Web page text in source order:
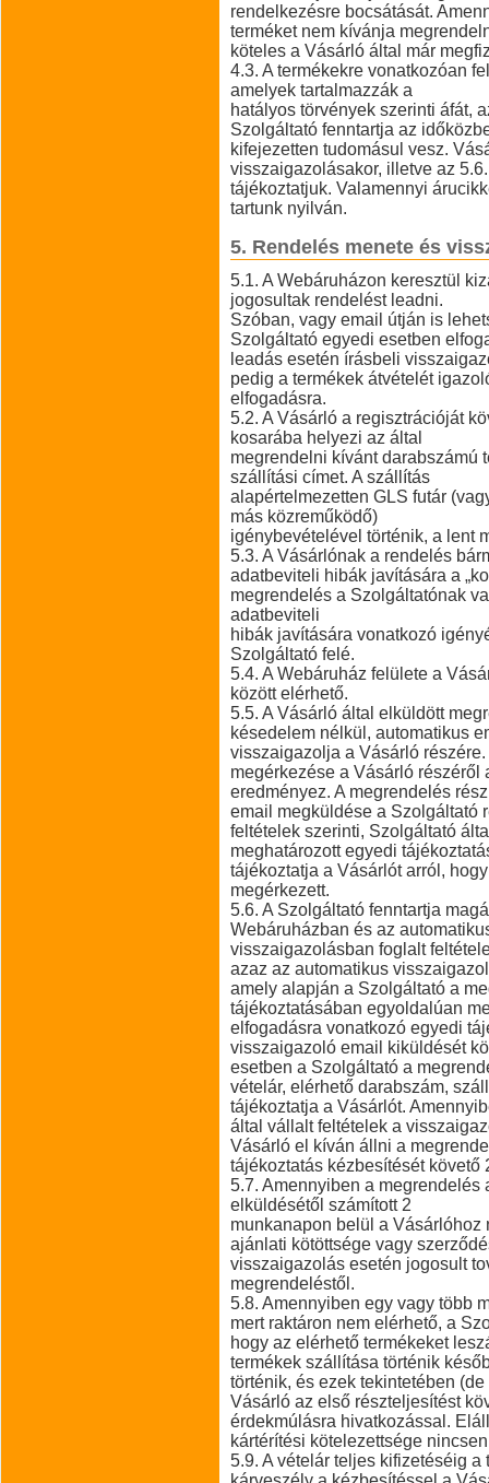
rendelkezésre bocsátását.
terméket nem kívánja
köteles a Vásárló által már
4.3. A termékekre vonatkozóan
amelyek tartalmazzák a
hatályos törvények szerinti áfát,
Szolgáltató fenntartja az
kifejezetten tudomásul vesz.
visszaigazolásakor, illetve az
tájékoztatjuk. Valamennyi
tartunk nyilván.
5. Rendelés menete és
5.1. A Webáruházon keresztül
jogosultak rendelést leadni.
Szóban, vagy email útján is
Szolgáltató egyedi esetben
leadás esetén írásbeli
pedig a termékek átvételét
elfogadásra.
5.2. A Vásárló a regisztrációját
kosarába helyezi az által
megrendelni kívánt darabszámú
szállítási címet. A szállítás
alapértelmezetten GLS futár
más közreműködő)
igénybevételével történik, a lent
5.3. A Vásárlónak a rendelés
adatbeviteli hibák javítására a
megrendelés a Szolgáltatónak
adatbeviteli
hibák javítására vonatkozó
Szolgáltató felé.
5.4. A Webáruház felülete a
között elérhető.
5.5. A Vásárló által elküldött
késedelem nélkül, automatikus
visszaigazolja a Vásárló
megérkezése a Vásárló
eredményez. A megrendelés
email megküldése a Szolgáltató
feltételek szerinti, Szolgáltató
meghatározott egyedi
tájékoztatja a Vásárlót arról,
megérkezett.
5.6. A Szolgáltató fenntartja
Webáruházban és az
visszaigazolásban foglalt
azaz az automatikus
amely alapján a Szolgáltató a
tájékoztatásában egyoldalúan
elfogadásra vonatkozó egyedi
visszaigazoló email kiküldését
esetben a Szolgáltató a
vételár, elérhető darabszám,
tájékoztatja a Vásárlót.
által vállalt feltételek a
Vásárló el kíván állni a
tájékoztatás kézbesítését
5.7. Amennyiben a
elküldésétől számított 2
munkanapon belül a Vásárlóhoz
ajánlati kötöttsége vagy
visszaigazolás esetén jogosult
megrendeléstől.
5.8. Amennyiben egy vagy több
mert raktáron nem elérhető, a
hogy az elérhető termékeket
termékek szállítása történik
történik, és ezek tekintetében
Vásárló az első részteljesítést
érdekmúlásra hivatkozással.
kártérítési kötelezettsége
5.9. A vételár teljes kifizetéséig